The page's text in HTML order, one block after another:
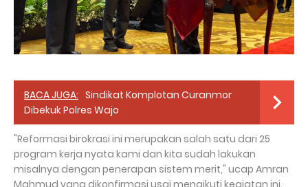
BACA JUGA: Sindikat Komplotan Curanmor
Dibekuk Polres Wajo
"Reformasi birokrasi ini merupakan salah satu dari 25
program kerja nyata kami dan kita sudah lakukan
misalnya dengan penerapan sistem merit," ucap Amran